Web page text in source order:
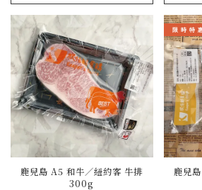
鹿兒島 A5 和牛／紐約客 牛排
300g
限 時 特
鹿兒